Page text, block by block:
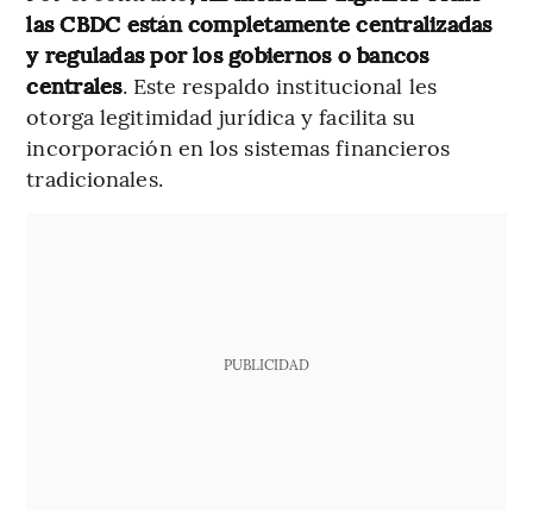
las CBDC están completamente centralizadas
y reguladas por los gobiernos o bancos
centrales. Este respaldo institucional les
otorga legitimidad jurídica y facilita su
incorporación en los sistemas financieros
tradicionales.
PUBLICIDAD